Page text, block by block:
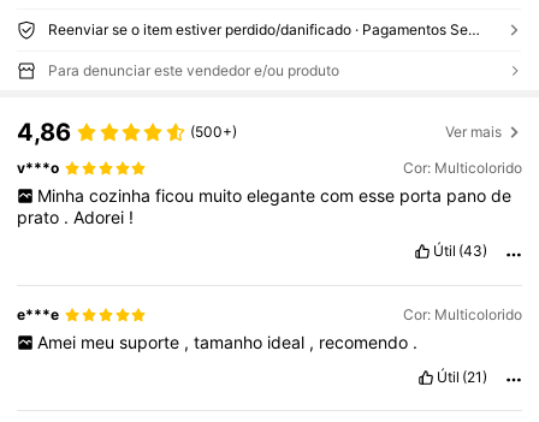
Reenviar se o item estiver perdido/danificado · Pagamentos Seguros · Proteção de privacidade
Para denunciar este vendedor e/ou produto
4,86 (500+) Ver mais
v***o Cor: Multicolorido
Minha cozinha ficou muito elegante com esse porta pano de
prato .Adorei !
Útil (43)
e***e Cor: Multicolorido
Amei meu suporte , tamanho ideal , recomendo .
Útil (21)